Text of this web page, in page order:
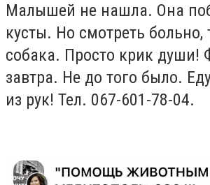
Малышей не нашла. Она
кусты. Но смотреть больно,
собака. Просто крик души!
завтра. Не до того было.
из рук! Тел. 067-601-78-04.